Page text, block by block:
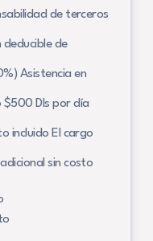
de terceros
deducible de
Asistencia en
Dls por día
incluido El cargo
sin costo